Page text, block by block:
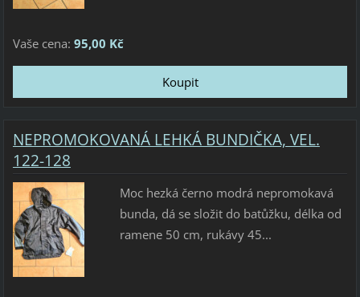
Vaše cena: 95,00 Kč
NEPROMOKOVANÁ LEHKÁ BUNDIČKA, VEL.
122-128
Moc hezká černo modrá nepromokavá
bunda, dá se složit do batůžku, délka od
ramene 50 cm, rukávy 45...